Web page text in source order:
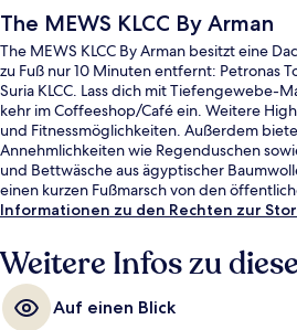
The MEWS KLCC By Arman
The MEWS KLCC By Arman besitzt eine
zu Fuß nur 10 Minuten entfernt: Petronas
Suria KLCC. Lass dich mit Tiefengewebe-
kehr im Coffeeshop/Café ein. Weitere
und Fitnessmöglichkeiten. Außerdem
Annehmlichkeiten wie Regenduschen
und Bettwäsche aus ägyptischer
einen kurzen Fußmarsch von den
Zur U-Bahn läuft man 8 Minuten (LRT-
Informationen zu den Rechten zur
Weitere Infos zu
Auf einen Blick